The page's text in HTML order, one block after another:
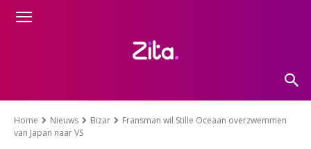
Home Nieuws Bizar
Fransman wil Stille Oceaan overzwemmen
van Japan naar VS